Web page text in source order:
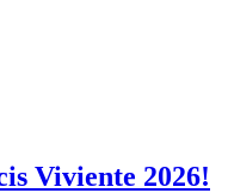
Viviente 2026!